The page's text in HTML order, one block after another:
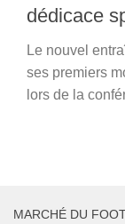
dédicace
Le nouvel
ses premiers
lors de la
MARCHÉ DU